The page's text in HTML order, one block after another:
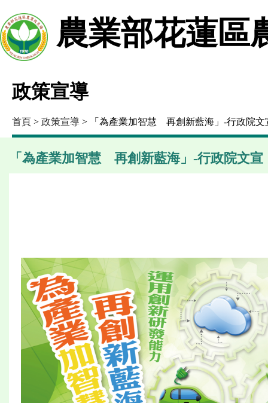
農業部花蓮區
政策宣導
首頁 > 政策宣導 > 「為產業加智慧 再創新藍海」-行政院文
「為產業加智慧 再創新藍海」-行政院文宣